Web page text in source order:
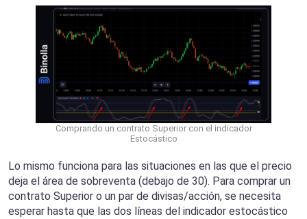
Comprando un contrato Superior con el indicador
Estocástico
Lo mismo funciona para las situaciones en las que el precio
deja el área de sobreventa (debajo de 30). Para comprar un
contrato Superior o un par de divisas/acción, se necesita
esperar hasta que las dos líneas del indicador estocástico